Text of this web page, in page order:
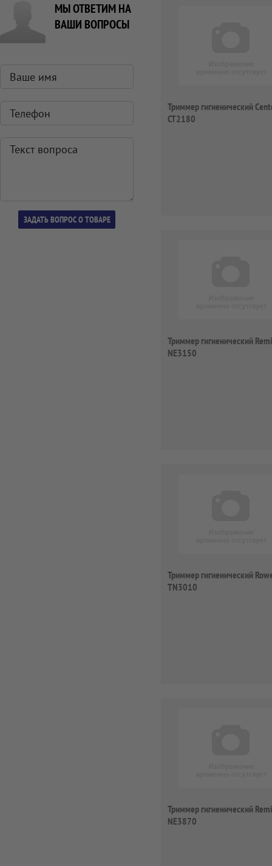
МЫ ОТВЕТИМ НА
ВАШИ ВОПРОСЫ
Триммер гигиенический
CT2180
Триммер гигиенический
NE3150
Триммер гигиенический
TN3010
Триммер гигиенический
NE3870